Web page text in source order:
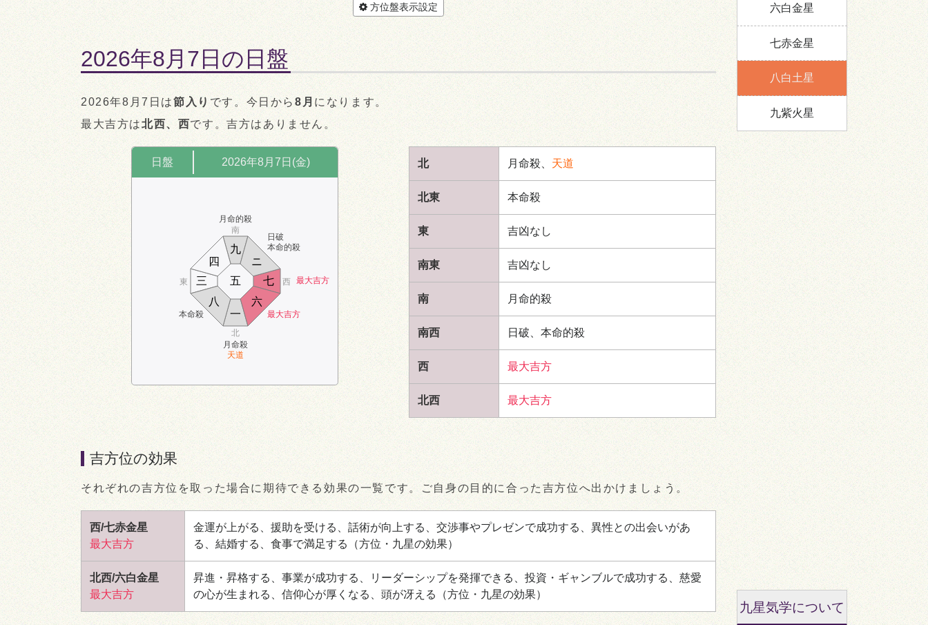
方位盤表示設定
2026年8月7日の日盤
2026年8月7日は節入り です。今日から8月 になります。
最大吉方は北西、西です。吉方はありません。
日盤 2026年8月7日(金)
月命的殺
日破
本命的殺
最大吉方
本命殺
月命殺
天道
最大吉方
南
北
東 西
一
ニ
三
四
五
六
七
八
九
北 月命殺、 天道
北東 本命殺
東 吉凶なし
南東 吉凶なし
南 月命的殺
南西 日破、本命的殺
西 最大吉方
北西 最大吉方
吉方位の効果
それぞれの吉方位を取った場合に期待できる効果の一覧です。ご自身の目的に合った吉方位へ出かけましょう。
西/七赤金星
最大吉方
金運が上がる、援助を受ける、話術が向上する、交渉事やプレゼンで成功する、異性との出会いがあ
る、結婚する、食事で満足する
（方位・九星の効果）
北西/六白金星
最大吉方
昇進・昇格する、事業が成功する、リーダーシップを発揮できる、投資・ギャンブルで成功する、慈愛
の心が生まれる、信仰心が厚くなる、頭が冴える
（方位・九星の効果）
六白金星
七赤金星
八白土星
九紫火星
九星気学について